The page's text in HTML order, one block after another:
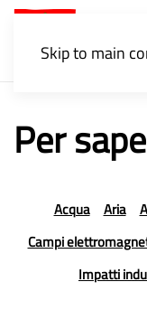
Skip to main
Per
Acqua Aria
Campi
Impatti